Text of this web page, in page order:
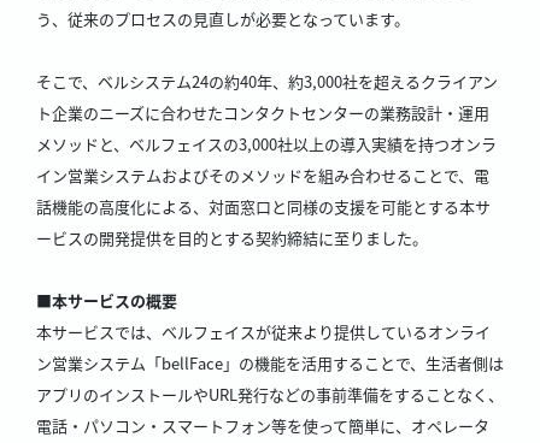
う、従来のプロセスの見直しが必要となっています。
そこで、ベルシステム24の約40年、約3,000社を超えるクライアン
ト企業のニーズに合わせたコンタクトセンターの業務設計・運用
メソッドと、ベルフェイスの3,000社以上の導入実績を持つオンラ
イン営業システムおよびそのメソッドを組み合わせることで、電
話機能の高度化による、対面窓口と同様の支援を可能とする本サ
ービスの開発提供を目的とする契約締結に至りました。
■本サービスの概要
本サービスでは、ベルフェイスが従来より提供しているオンライ
ン営業システム「bellFace」の機能を活用することで、生活者側は
アプリのインストールやURL発行などの事前準備をすることなく、
電話・パソコン・スマートフォン等を使って簡単に、オペレータ